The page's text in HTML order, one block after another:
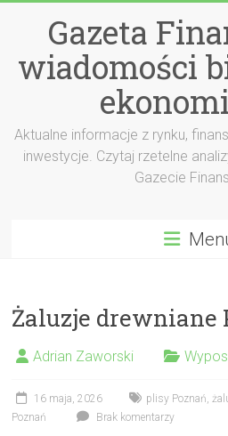
Gazeta
wiadomości
Aktualne informacje z rynku,
inwestycje. Czytaj rzetelne
Gazecie
Żaluzje drewniane
Adrian Zaworski
16 maja, 2026 plisy Poznań,
Poznań
Brak komentarzy